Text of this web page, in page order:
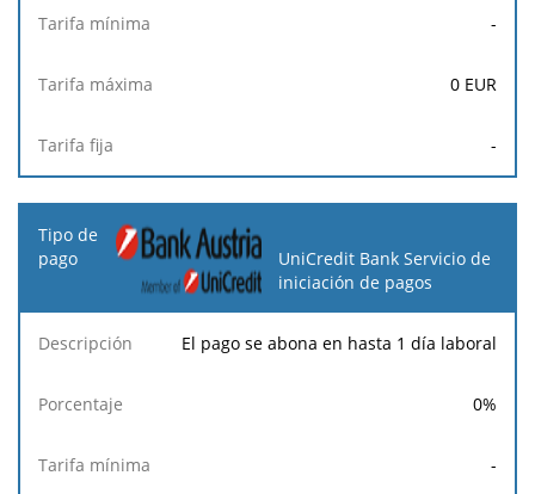
-
0 EUR
-
UniCredit Bank Servicio de
iniciación de pagos
El pago se abona en hasta 1 día laboral
0%
-